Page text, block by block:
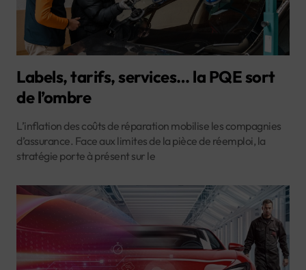
Labels, tarifs, services… la PQE sort
de l’ombre
L’inflation des coûts de réparation mobilise les compagnies
d’assurance. Face aux limites de la pièce de réemploi, la
stratégie porte à présent sur le